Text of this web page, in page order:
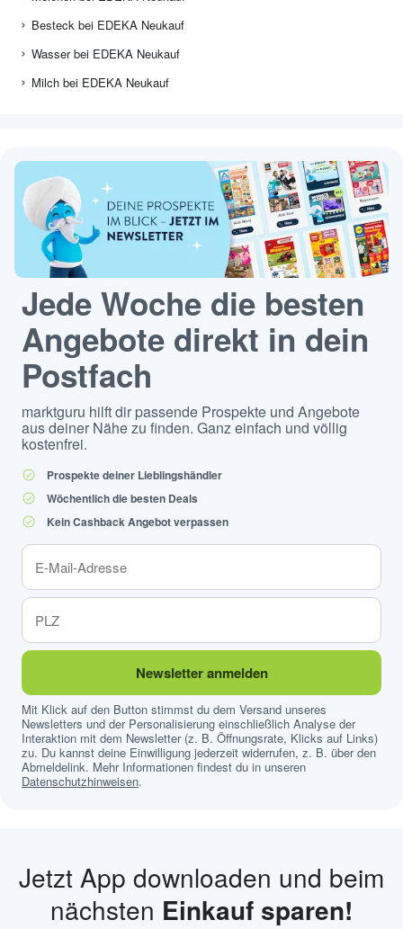
Besteck bei EDEKA Neukauf
Wasser bei EDEKA Neukauf
Milch bei EDEKA Neukauf
Jede Woche die besten
Angebote direkt in dein
Postfach
marktguru hilft dir passende Prospekte und Angebote
aus deiner Nähe zu finden. Ganz einfach und völlig
kostenfrei.
Prospekte deiner Lieblingshändler
Wöchentlich die besten Deals
Kein Cashback Angebot verpassen
Newsletter anmelden
Mit Klick auf den Button stimmst du dem Versand unseres
Newsletters und der Personalisierung einschließlich Analyse der
Interaktion mit dem Newsletter (z. B. Öffnungsrate, Klicks auf Links)
zu. Du kannst deine Einwilligung jederzeit widerrufen, z. B. über den
Abmeldelink. Mehr Informationen findest du in unseren
Datenschutzhinweisen.
Jetzt App downloaden und beim
nächsten Einkauf sparen!